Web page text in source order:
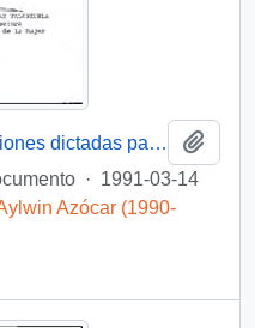
[Adjunta copia de las resoluciones dictadas para el nombramiento de las Directoras Regionales del Servicio Nacional de la Mujer]
· 1991-03-14
Azócar (1990-